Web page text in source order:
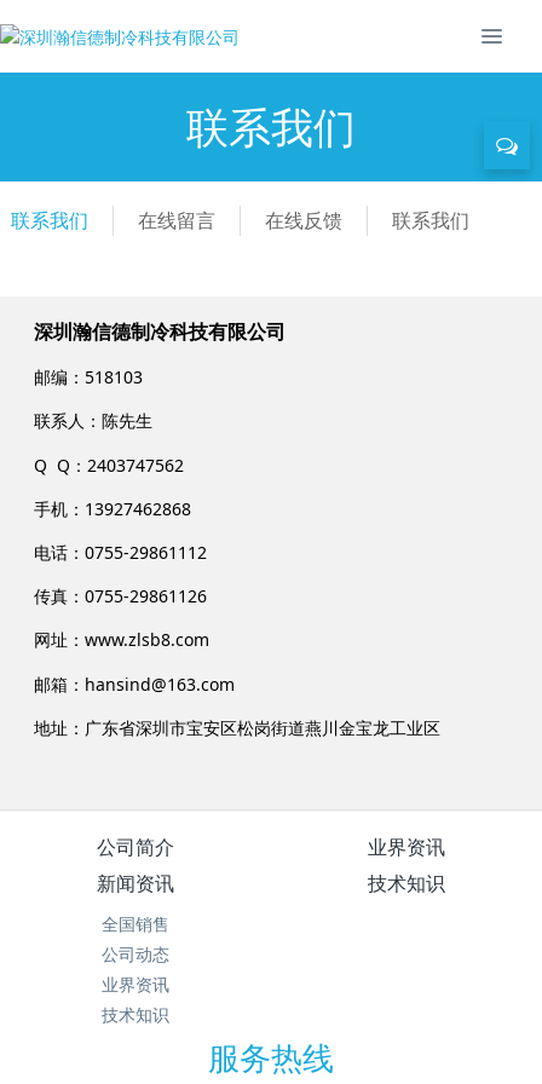
联系我们
联系我们 在线留言 在线反馈 联系我们
深圳瀚信德制冷科技有限公司
邮编：518103
联系人：陈先生
Q Q：2403747562
手机：13927462868
电话：0755-29861112
传真：0755-29861126
网址：www.zlsb8.com
邮箱：hansind@163.com
地址：广东省深圳市宝安区松岗街道燕川金宝龙工业区
公司简介
业界资讯
新闻资讯
全国销售
公司动态
业界资讯
技术知识
技术知识
服务热线